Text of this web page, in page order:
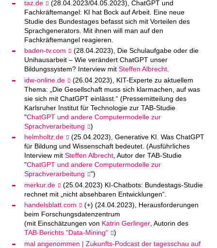
taz.de
(28.04.2023/04.05.2023), ChatGPT und
Fachkräftemangel: KI hat Bock auf Arbeit. Eine neue
Studie des Bundestages befasst sich mit Vorteilen des
Sprachgenerators. Mit ihnen will man auf den
Fachkräftemangel reagieren.
baden-tv.com
(28.04.2023), Die Schulaufgabe oder die
Unihausarbeit – Wie verändert ChatGPT unser
Bildungssystem? Interview mit Steffen Albrecht.
idw-online.de
(26.04.2023), KIT-Experte zu aktuellem
Thema: „Die Gesellschaft muss sich klarmachen, auf was
sie sich mit ChatGPT einlässt.“ (Pressemitteilung des
Karlsruher Institut für Technologie zur TAB-Studie
"ChatGPT und andere Computermodelle zur
Sprachverarbeitung
)
helmholtz.de
(25.04.2023), Generative KI. Was ChatGPT
für Bildung und Wissenschaft bedeutet. (Ausführliches
Interview mit Steffen Albrecht, Autor der TAB-Studie
"ChatGPT und andere Computermodelle zur
Sprachverarbeitung
")
merkur.de
(25.04.2023) KI-Chatbots: Bundestags-Studie
rechnet mit „nicht absehbaren Entwicklungen“.
handelsblatt.com
(+) (24.04.2023), Herausforderungen
beim Forschungsdatenzentrum
(mit Einschätzungen von Katrin Gerlinger, Autorin des
TAB-Berichts "Data-Mining"
)
mal angenommen | Zukunfts-Podcast der tagesschau auf